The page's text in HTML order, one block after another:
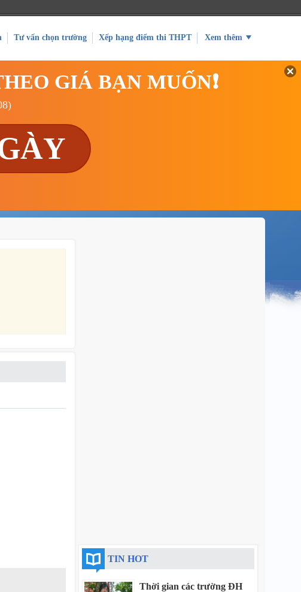
Tư vấn chọn trường Xếp hạng điểm thi THPT Xem thêm
GIÁ BẠN MUỐN❗
TIN HOT
Thời gian các trường ĐH